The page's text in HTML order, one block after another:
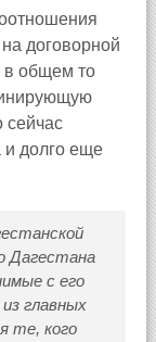
договорной
в общем то
сейчас
и долго еще
Дагестана
с его
главных
те, кого